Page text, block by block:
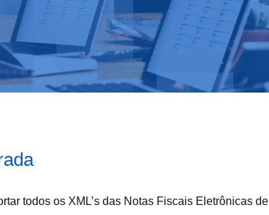
todos os XML’s das Notas Fiscais Eletrônicas de